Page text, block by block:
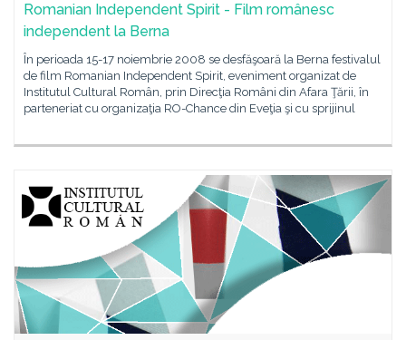
Romanian Independent Spirit - Film românesc
independent la Berna
În perioada 15-17 noiembrie 2008 se desfăşoară la Berna festivalul
de film Romanian Independent Spirit, eveniment organizat de
Institutul Cultural Român, prin Direcţia Români din Afara Ţării, în
parteneriat cu organizaţia RO-Chance din Eveţia şi cu sprijinul